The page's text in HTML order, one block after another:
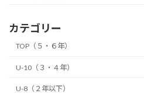
カテゴリー
TOP（５・６年）
U-10（３・４年）
U-8（２年以下）